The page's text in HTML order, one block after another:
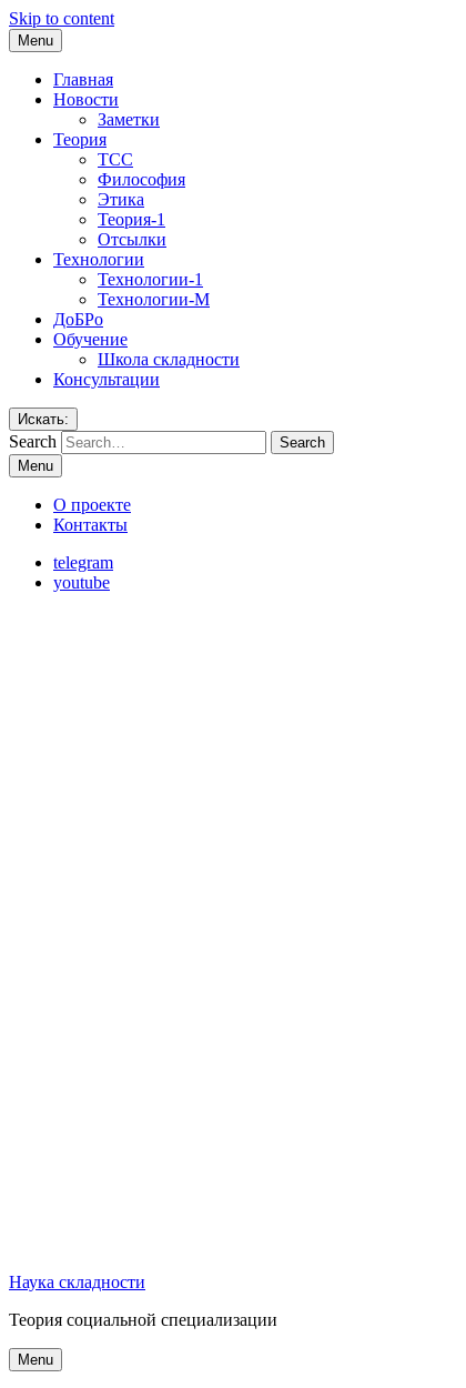
Skip to content
Menu
Главная
Новости
Заметки
Теория
ТСС
Философия
Этика
Теория-1
Отсылки
Технологии
Технологии-1
Технологии-М
ДоБРо
Обучение
Школа складности
Консультации
Искать:
Search
Menu
О проекте
Контакты
telegram
youtube
Наука складности
Теория социальной специализации
Menu